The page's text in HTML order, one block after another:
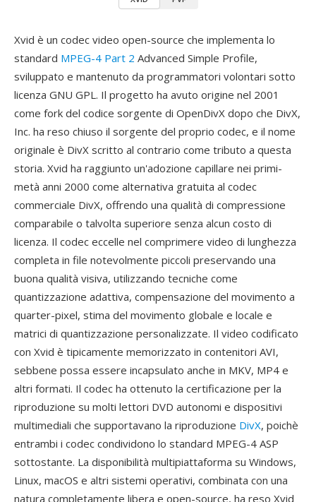
Xvid è un codec video open-source che implementa lo
standard MPEG-4 Part 2 Advanced Simple Profile,
sviluppato e mantenuto da programmatori volontari sotto
licenza GNU GPL. Il progetto ha avuto origine nel 2001
come fork del codice sorgente di OpenDivX dopo che DivX,
Inc. ha reso chiuso il sorgente del proprio codec, e il nome
originale è DivX scritto al contrario come tributo a questa
storia. Xvid ha raggiunto un'adozione capillare nei primi-
metà anni 2000 come alternativa gratuita al codec
commerciale DivX, offrendo una qualità di compressione
comparabile o talvolta superiore senza alcun costo di
licenza. Il codec eccelle nel comprimere video di lunghezza
completa in file notevolmente piccoli preservando una
buona qualità visiva, utilizzando tecniche come
quantizzazione adattiva, compensazione del movimento a
quarter-pixel, stima del movimento globale e locale e
matrici di quantizzazione personalizzate. Il video codificato
con Xvid è tipicamente memorizzato in contenitori AVI,
sebbene possa essere incapsulato anche in MKV, MP4 e
altri formati. Il codec ha ottenuto la certificazione per la
riproduzione su molti lettori DVD autonomi e dispositivi
multimediali che supportavano la riproduzione DivX, poichè
entrambi i codec condividono lo standard MPEG-4 ASP
sottostante. La disponibilità multipiattaforma su Windows,
Linux, macOS e altri sistemi operativi, combinata con una
natura completamente libera e open-source, ha reso Xvid